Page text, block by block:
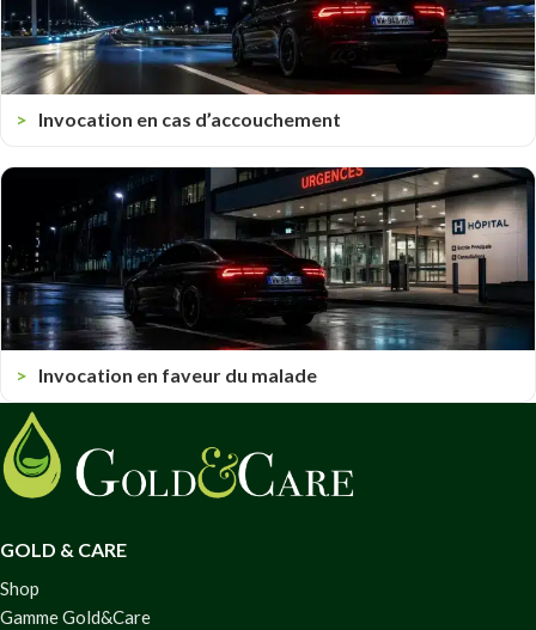
Invocation en cas d’accouchement
Invocation en faveur du malade
GOLD & CARE
Shop
Gamme Gold&Care